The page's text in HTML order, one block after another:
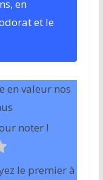
en
et le
en valeur nos
noter !
le premier à